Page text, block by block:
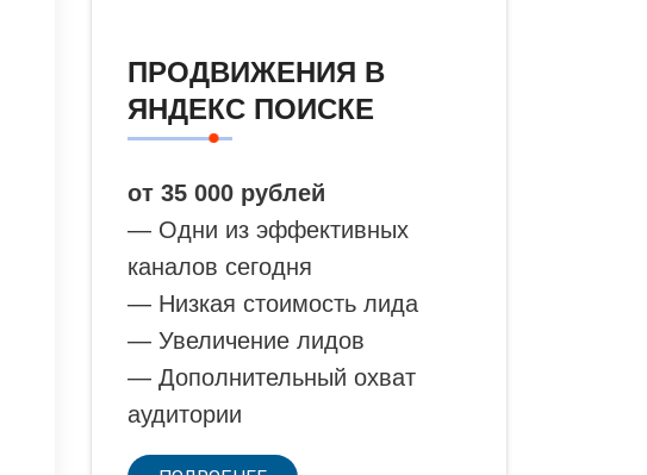
ПРОДВИЖЕНИЯ В
ЯНДЕКС ПОИСКЕ
от 35 000 рублей
— Одни из эффективных
каналов сегодня
— Низкая стоимость лида
— Увеличение лидов
— Дополнительный охват
аудитории